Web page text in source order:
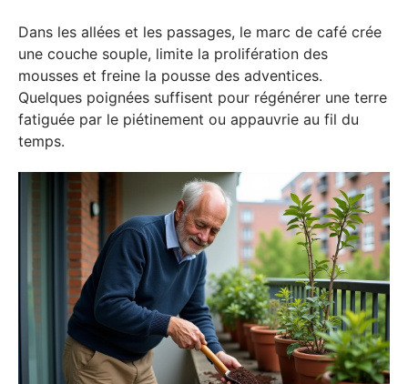
Dans les allées et les passages, le marc de café crée
une couche souple, limite la prolifération des
mousses et freine la pousse des adventices.
Quelques poignées suffisent pour régénérer une terre
fatiguée par le piétinement ou appauvrie au fil du
temps.